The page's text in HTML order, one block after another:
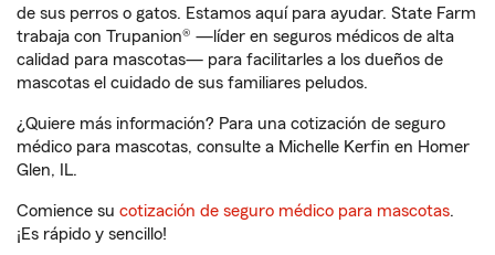
de sus perros o gatos. Estamos aquí para ayudar. State Farm
trabaja con Trupanion® —líder en seguros médicos de alta
calidad para mascotas— para facilitarles a los dueños de
mascotas el cuidado de sus familiares peludos.
¿Quiere más información? Para una cotización de seguro
médico para mascotas, consulte a Michelle Kerfin en Homer
Glen, IL.
Comience su cotización de seguro médico para mascotas.
¡Es rápido y sencillo!